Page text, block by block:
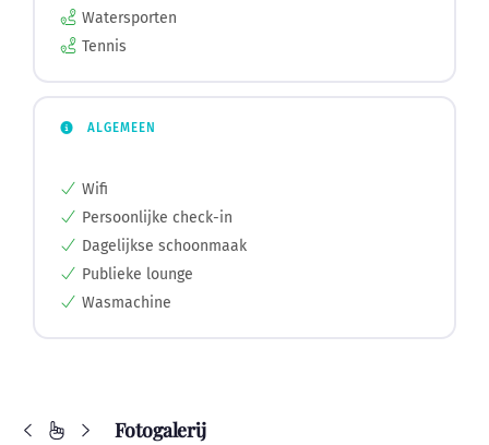
Watersporten
Tennis
ALGEMEEN
Wifi
Persoonlijke check-in
Dagelijkse schoonmaak
Publieke lounge
Wasmachine
Fotogalerij